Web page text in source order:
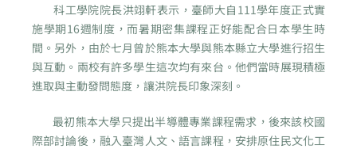
科工學院院長洪翊軒表示，臺師大自111學年度正式實
施學期16週制度，而暑期密集課程正好能配合日本學生時
間。另外，由於七月曾於熊本大學與熊本縣立大學進行招生
與互動。兩校有許多學生這次均有來台。他們當時展現積極
進取與主動發問態度，讓洪院長印象深刻。
最初熊本大學只提出半導體專業課程需求，後來該校國
際部討論後，融入臺灣人文、語言課程，安排原住民文化工